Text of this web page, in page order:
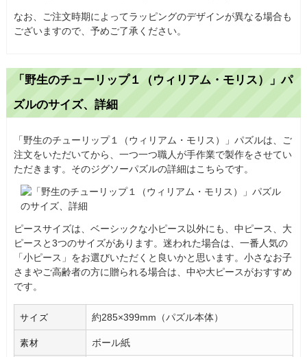
なお、ご注文時期によってラッピングのデザインが異なる場合も
ございますので、予めご了承ください。
「野生のチューリップ１（ウィリアム・モリス）」パ
ズルのサイズ、詳細
「野生のチューリップ１（ウィリアム・モリス）」パズルは、ご
注文をいただいてから、一つ一つ職人が手作業で製作をさせてい
ただきます。そのジグソーパズルの詳細はこちらです。
ピースサイズは、ベーシックな小ピース以外にも、中ピース、大
ピースと3つのサイズがあります。迷われた場合は、一番人気の
「小ピース」をお選びいただくと良いかと思います。小さなお子
さまやご高齢者の方に贈られる場合は、中や大ピースがおすすめ
です。
サイズ 約285×399mm（パズル本体）
素材 ボール紙